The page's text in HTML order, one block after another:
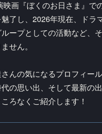
映画『ぼくのお日さま』で
了し、2026年現在、ドラ
ープとしての活動など、
せん。
んの気になるプロフィー
の思い出、そして最新の
ろなくご紹介します！